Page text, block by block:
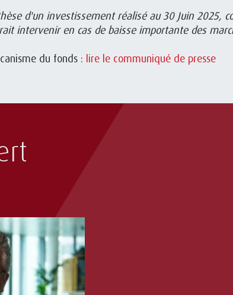
d'un investissement réalisé au 30 Juin 2025,
intervenir en cas de baisse importante des
du fonds : lire le communiqué de presse